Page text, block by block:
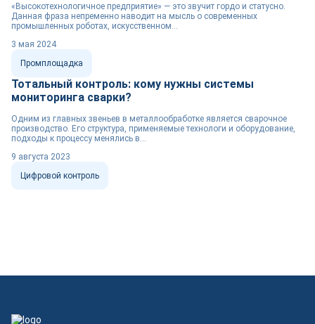
«Высокотехнологичное предприятие» — это звучит гордо и статусно.
Данная фраза непременно наводит на мысль о современных
промышленных роботах, искусственном...
Промплощадка
3 мая 2024
Тотальный контроль: кому нужны системы
мониторинга сварки?
Одним из главных звеньев в металлообработке является сварочное
производство. Его структура, применяемые технологи и оборудование,
подходы к процессу менялись в...
Цифровой контроль
9 августа 2023